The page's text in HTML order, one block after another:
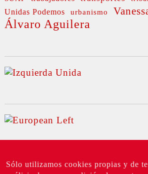
Unidas Podemos urbanismo
Álvaro Aguilera
Sólo utilizamos cookies propias y de